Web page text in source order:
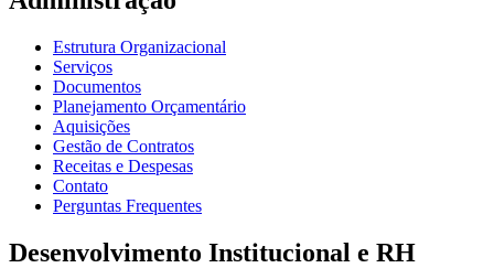
Estrutura Organizacional
Serviços
Documentos
Planejamento Orçamentário
Aquisições
Gestão de Contratos
Receitas e Despesas
Contato
Perguntas Frequentes
Desenvolvimento Institucional e RH